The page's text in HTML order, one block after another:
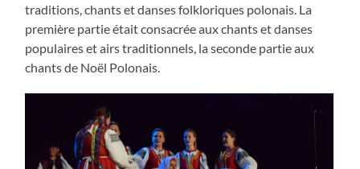
traditions, chants et danses folkloriques polonais. La
première partie était consacrée aux chants et danses
populaires et airs traditionnels, la seconde partie aux
chants de Noël Polonais.